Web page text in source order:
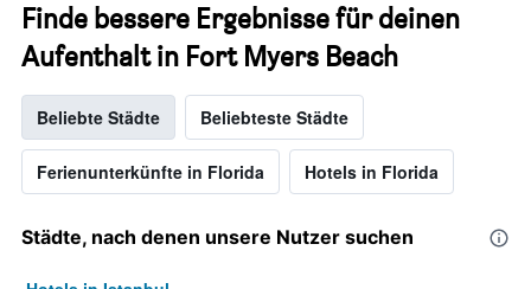
Finde bessere Ergebnisse für deinen
Aufenthalt in Fort Myers Beach
Beliebte Städte Beliebteste Städte
Ferienunterkünfte in Florida Hotels in Florida
Städte, nach denen unsere Nutzer suchen